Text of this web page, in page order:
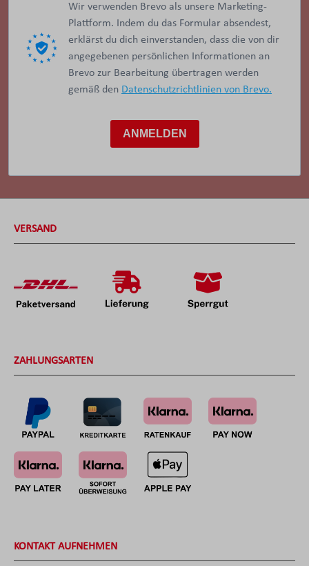
Wir verwenden Brevo als unsere Marketing-
Plattform. Indem du das Formular absendest,
erklärst du dich einverstanden, dass die von dir
angegebenen persönlichen Informationen an
Brevo zur Bearbeitung übertragen werden
gemäß den Datenschutzrichtlinien von Brevo.
ANMELDEN
VERSAND
ZAHLUNGSARTEN
KONTAKT AUFNEHMEN